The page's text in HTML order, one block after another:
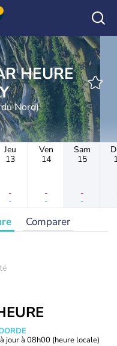
HEURE
Nord)
Jeu
13
-
-
Ven
14
-
-
Sam
15
-
-
Comparer
jour à 08h00 (heure locale)